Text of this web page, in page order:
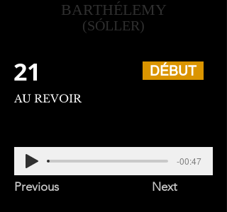
BARTHÉLEMY
(SÓLLER)
21 DÉBUT
AU REVOIR
-00:47
Previous Next